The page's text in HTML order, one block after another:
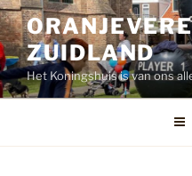
Ga
naar
de
inhoud
ZUIDLAND
Het Koningshuis is van ons